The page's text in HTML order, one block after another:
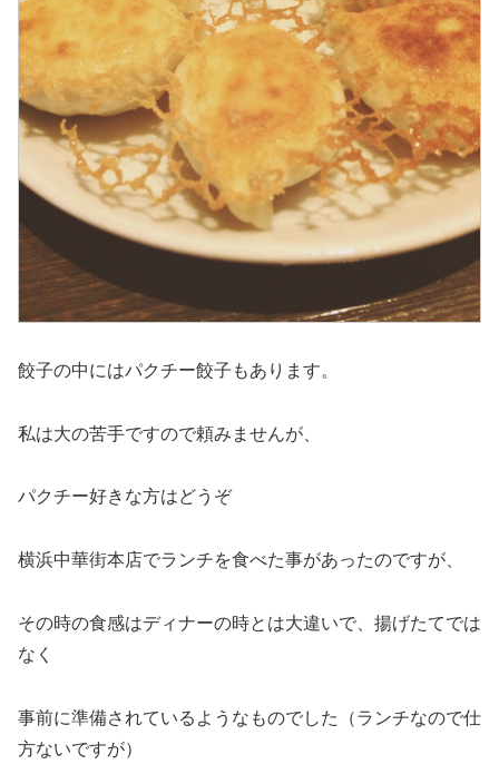
餃子の中にはパクチー餃子もあります。
私は大の苦手ですので頼みませんが、
パクチー好きな方はどうぞ
横浜中華街本店でランチを食べた事があったのですが、
その時の食感はディナーの時とは大違いで、揚げたてでは
なく
事前に準備されているようなものでした（ランチなので仕
方ないですが）